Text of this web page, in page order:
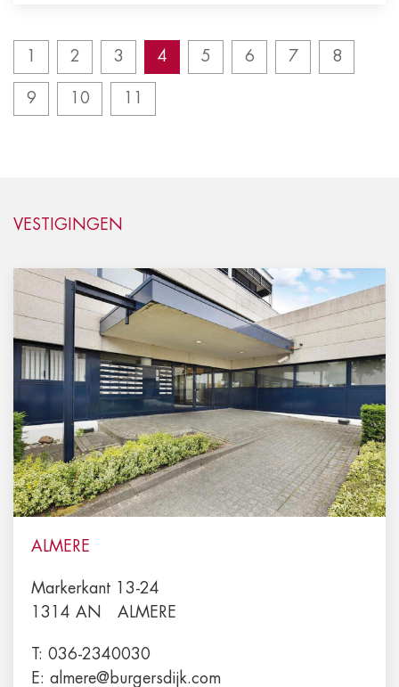
1 2 3 4 5 6 7 8
9 10 11
VESTIGINGEN
ALMERE
Markerkant 13-24
1314 AN
ALMERE
T: 036-2340030
E: almere@burgersdijk.com